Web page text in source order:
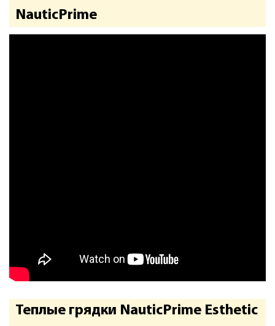
NauticPrime
Теплые грядки NauticPrime Esthetic